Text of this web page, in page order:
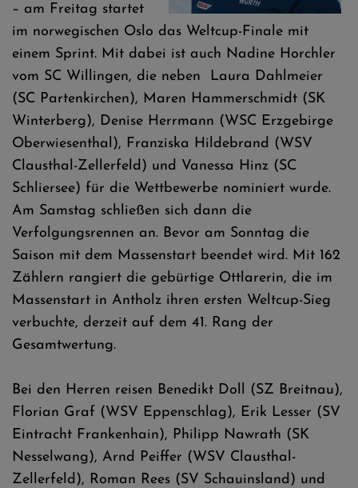
– am Freitag startet
im norwegischen Oslo das Weltcup-Finale mit
einem Sprint. Mit dabei ist auch Nadine Horchler
vom SC Willingen, die neben Laura Dahlmeier
(SC Partenkirchen), Maren Hammerschmidt (SK
Winterberg), Denise Herrmann (WSC Erzgebirge
Oberwiesenthal), Franziska Hildebrand (WSV
Clausthal-Zellerfeld) und Vanessa Hinz (SC
Schliersee) für die Wettbewerbe nominiert wurde.
Am Samstag schließen sich dann die
Verfolgungsrennen an. Bevor am Sonntag die
Saison mit dem Massenstart beendet wird. Mit 162
Zählern rangiert die gebürtige Ottlarerin, die im
Massenstart in Antholz ihren ersten Weltcup-Sieg
verbuchte, derzeit auf dem 41. Rang der
Gesamtwertung.
Bei den Herren reisen Benedikt Doll (SZ Breitnau),
Florian Graf (WSV Eppenschlag), Erik Lesser (SV
Eintracht Frankenhain), Philipp Nawrath (SK
Nesselwang), Arnd Peiffer (WSV Clausthal-
Zellerfeld), Roman Rees (SV Schauinsland) und